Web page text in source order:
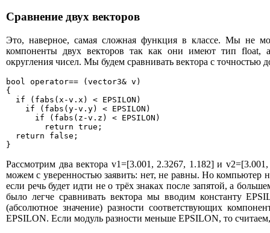
Сравнение двух векторов
Это, наверное, самая сложная функция в классе. Мы не
компоненты двух векторов так как они имеют тип float,
округления чисел. Мы будем сравнивать вектора с точностью
bool operator== (vector3& v)
{
  if (fabs(x-v.x) < EPSILON)
    if (fabs(y-v.y) < EPSILON)
      if (fabs(z-v.z) < EPSILON)
        return true;
  return false;
}
Рассмотрим два вектора v1=[3.001, 2.3267, 1.182] и
можем с уверенностью заявить: нет, не равны. Но компьютер
если речь будет идти не о трёх знаках после запятой, а
было легче сравнивать вектора мы вводим константу
(абсолютное значение) разности соответствующих
EPSILON. Если модуль разности меньше EPSILON, то